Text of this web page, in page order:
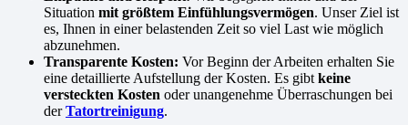
Situation mit größtem Einfühlungsvermögen. Unser Ziel ist
es, Ihnen in einer belastenden Zeit so viel Last wie möglich
abzunehmen.
Transparente Kosten: Vor Beginn der Arbeiten erhalten Sie
eine detaillierte Aufstellung der Kosten. Es gibt keine
versteckten Kosten oder unangenehme Überraschungen bei
derTatortreinigung.